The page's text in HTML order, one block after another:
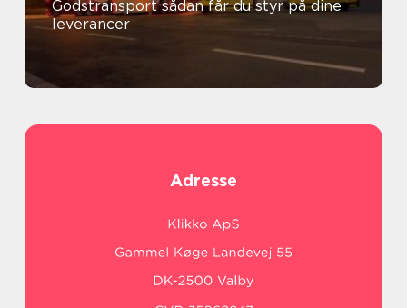
Godstransport sådan får du styr på dine
leverancer
Adresse